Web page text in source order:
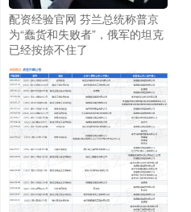
配资经验官网 芬兰总统称普京
为“蠢货和失败者”，俄军的坦克
已经按捺不住了